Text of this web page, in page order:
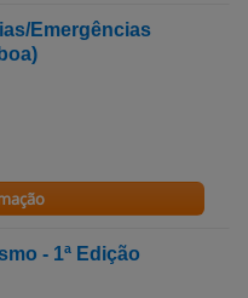
Emergências
- 1ª Edição